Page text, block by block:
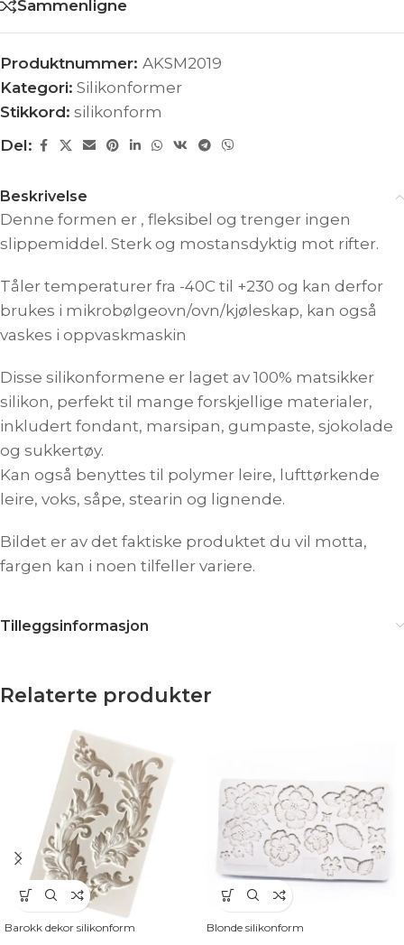
Sammenligne
Produktnummer: AKSM2019
Kategori: Silikonformer
Stikkord: silikonform
Del:
Beskrivelse
Denne formen er , fleksibel og trenger ingen
slippemiddel. Sterk og mostansdyktig mot rifter.
Tåler temperaturer fra -40C til +230 og kan derfor
brukes i mikrobølgeovn/ovn/kjøleskap, kan også
vaskes i oppvaskmaskin
Disse silikonformene er laget av 100% matsikker
silikon, perfekt til mange forskjellige materialer,
inkludert fondant, marsipan, gumpaste, sjokolade
og sukkertøy.
Kan også benyttes til polymer leire, lufttørkende
leire, voks, såpe, stearin og lignende.
Bildet er av det faktiske produktet du vil motta,
fargen kan i noen tilfeller variere.
Tilleggsinformasjon
Relaterte produkter
Barokk dekor silikonform Blonde silikonform